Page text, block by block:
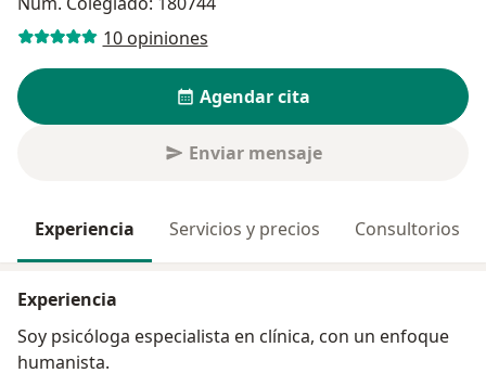
10 opiniones
Agendar cita
Enviar mensaje
Experiencia Servicios y precios Consultorios
Experiencia
Soy psicóloga especialista en clínica, con un enfoque
humanista.